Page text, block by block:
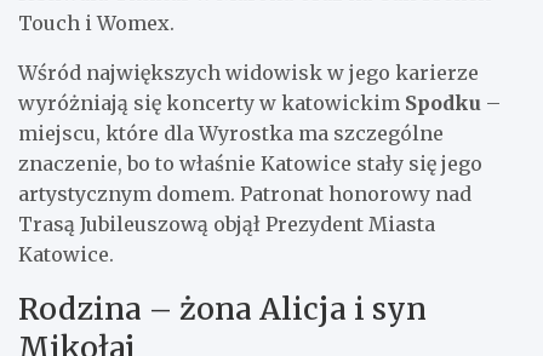
Touch i Womex.
Wśród największych widowisk w jego karierze
wyróżniają się koncerty w katowickim Spodku –
miejscu, które dla Wyrostka ma szczególne
znaczenie, bo to właśnie Katowice stały się jego
artystycznym domem. Patronat honorowy nad
Trasą Jubileuszową objął Prezydent Miasta
Katowice.
Rodzina – żona Alicja i syn
Mikołaj